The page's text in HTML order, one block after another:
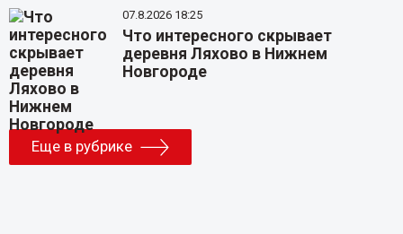
07.8.2026 18:25
Что интересного скрывает
деревня Ляхово в Нижнем
Новгороде
Еще в рубрике